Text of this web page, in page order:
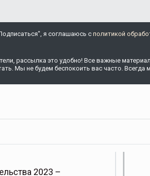
я соглашаюсь c политикой
рассылка это удобно! Все важные
Мы не будем беспокоить вас часто. Всегда
2023 –